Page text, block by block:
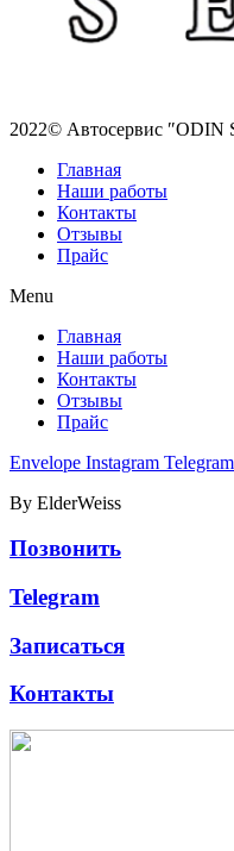
2022© Автосервис ″ODIN
Главная
Наши работы
Контакты
Отзывы
Прайс
Menu
Главная
Наши работы
Контакты
Отзывы
Прайс
Envelope Instagram
By ElderWeiss
Позвонить
Telegram
Записаться
Контакты